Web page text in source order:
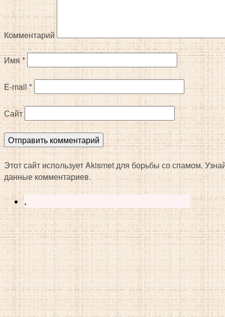
Комментарий
Имя*
E-mail*
Сайт
Этот сайт использует Akismet для борьбы со спамом.
данные комментариев.
.